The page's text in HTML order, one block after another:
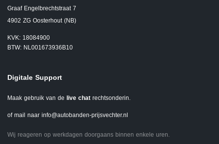
Graaf Engelbrechtstraat 7
4902 ZG Oosterhout (NB)
KVK: 18084900
BTW: NL001673936B10
Digitale Support
Maak gebruik van de live chat rechtsonderin.
of mail naar info@autobanden-prijsvechter.nl
Wij reageren op werkdagen doorgaans binnen enkele uren.